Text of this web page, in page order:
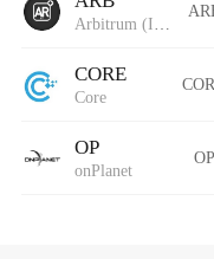
Arbitrum (IOU)
CORE
Core
OP
onPlanet